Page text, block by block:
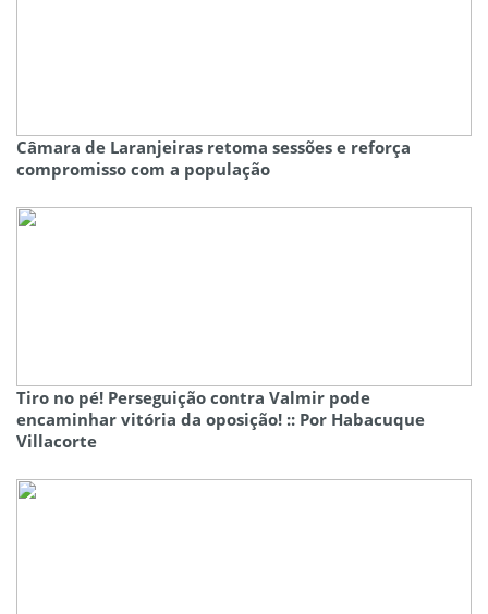
Câmara de Laranjeiras retoma sessões e reforça
compromisso com a população
Tiro no pé! Perseguição contra Valmir pode
encaminhar vitória da oposição! :: Por Habacuque
Villacorte